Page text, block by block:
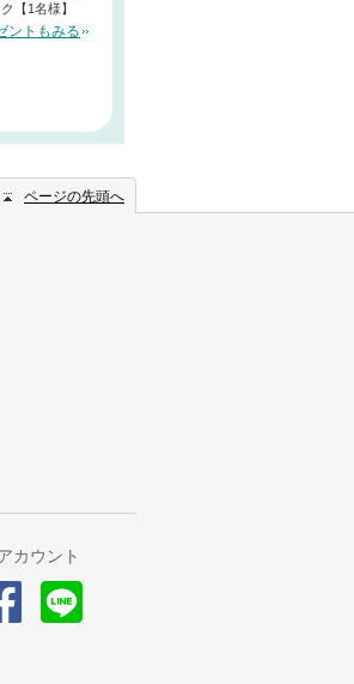
【1名様】
ントもみる
ページの先頭へ
カウント